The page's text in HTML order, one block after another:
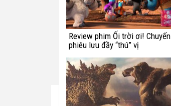
Review phim Ối trời ơi! Chuyến
phiêu lưu đầy “thú” vị
Bài viết cùng tác giả